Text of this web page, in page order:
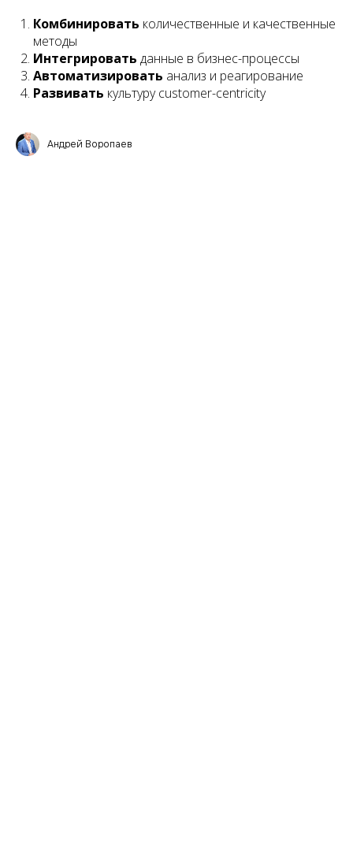
Комбинировать количественные и качественные
методы
Интегрировать данные в бизнес-процессы
Автоматизировать анализ и реагирование
Развивать культуру customer-centricity
Андрей Воропаев